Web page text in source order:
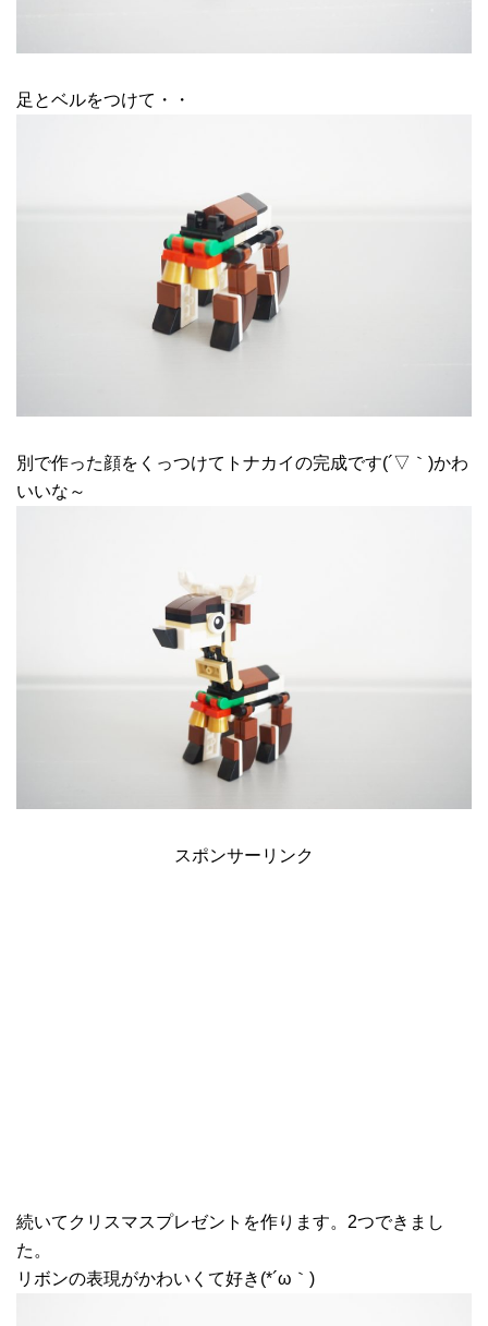
足とベルをつけて・・
別で作った顔をくっつけてトナカイの完成です(´▽｀)かわ
いいな～
スポンサーリンク
続いてクリスマスプレゼントを作ります。2つできまし
た。
リボンの表現がかわいくて好き(*´ω｀)